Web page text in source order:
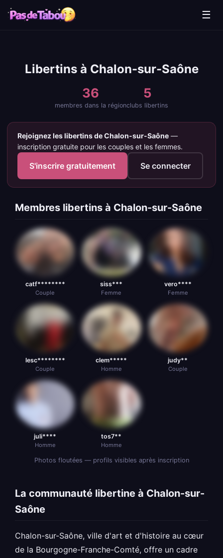
☰
Libertins à Chalon-sur-Saône
36
membres dans la région
5
clubs libertins
Rejoignez les libertins de Chalon-sur-Saône —
inscription gratuite pour les couples et les femmes.
S'inscrire gratuitement Se connecter
Membres libertins à Chalon-sur-Saône
catf********
Couple
siss***
Femme
vero****
Femme
lesc********
Couple
clem*****
Homme
judy**
Couple
juli****
Homme
tos7**
Homme
Photos floutées — profils visibles après inscription
La communauté libertine à Chalon-sur-
Saône
Chalon-sur-Saône, ville d'art et d'histoire au cœur
de la Bourgogne-Franche-Comté, offre un cadre